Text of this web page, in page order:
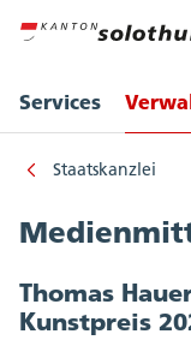
Services
Staatskanzlei
Thomas
Kunstpreis